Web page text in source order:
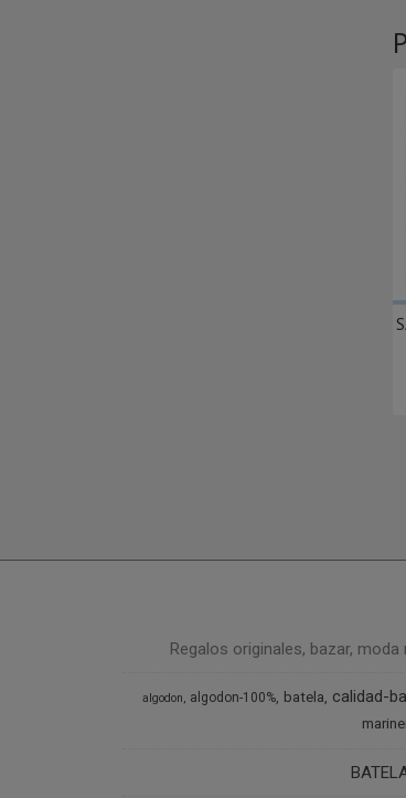
Regalos originales, bazar,
algodon algodon-100% batela calidad-